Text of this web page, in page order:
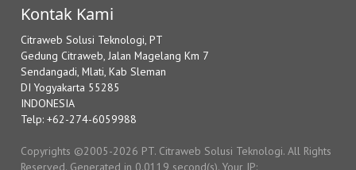
Kontak Kami
Citraweb Solusi Teknologi, PT
Gedung Citraweb, Jalan Magelang Km 7
Sendangadi, Mlati, Kab Sleman
DI Yogyakarta 55285
INDONESIA
Telp: +62-274-6059988
Copyrights ©2005-2026 PT. Citraweb Solusi Teknologi. All Rights
Reserved. Generated in 0.0119 second(s). Your IP: